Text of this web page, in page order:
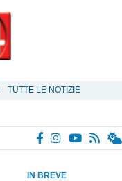
TUTTE LE NOTIZIE
IN BREVE